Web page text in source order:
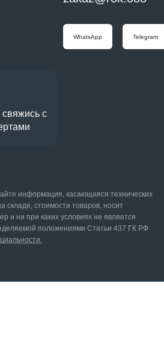
WhatsApp Telegram
с
информация, касающаяся технических
складе, стоимости товаров, носит
и ни при каких условиях не является
положениями Статьи 437 ГК РФ